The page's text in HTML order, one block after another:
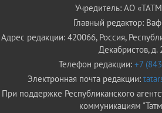
Учредитель: АО
Главный редактор:
Адрес редакции: 420066, Россия,
Декабристов, д.
Телефон редакции: +7
Электронная почта редакции:
При поддержке Республиканского
коммуникациям